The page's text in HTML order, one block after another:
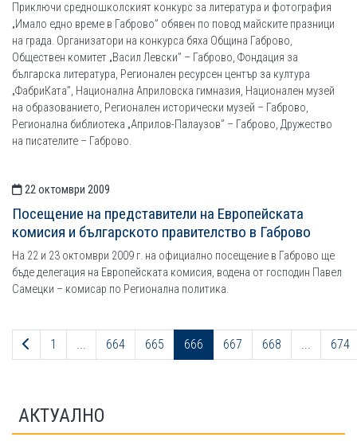
Приключи средношколският конкурс за литература и фотография
„Имало едно време в Габрово” обявен по повод майските празници
на града. Организатори на конкурса бяха Община Габрово,
Обществен комитет „Васил Левски” – Габрово, Фондация за
българска литература, Регионален ресурсен център за култура
„ФабриКата”, Национална Априловска гимназия, Национален музей
на образованието, Регионален исторически музей – Габрово,
Регионална библиотека „Априлов-Палаузов” – Габрово, Дружество
на писателите – Габрово.
22 октомври 2009
Посещение на представители на Европейската
комисия и българското правителство в Габрово
На 22 и 23 октомври 2009 г. на официално посещение в Габрово ще
бъде делегация на Европейската комисия, водена от господин Павел
Самецки – комисар по Регионална политика.
Предходна страница
1 ... 664 665 666 667 668 ... 674
АКТУАЛНО